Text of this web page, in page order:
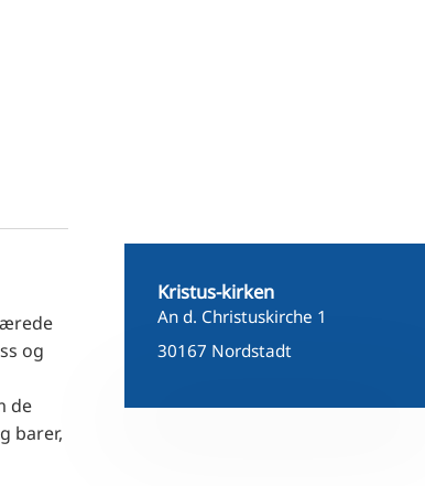
og
de
barer,
Kristus-kirken
An d. Christuskirche 1
30167 Nordstadt